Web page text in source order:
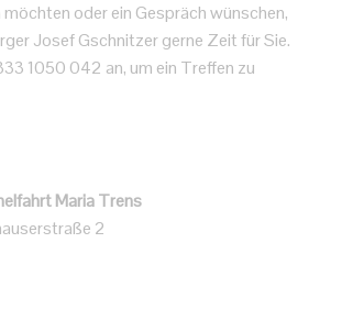
oder ein Gespräch wünschen,
Josef Gschnitzer gerne Zeit für Sie.
1050 042 an, um ein Treffen zu
Maria Trens
2